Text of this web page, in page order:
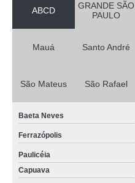
ABCD
GRANDE SÃO
PAULO
Mauá Santo André
São Mateus São Rafael
Baeta Neves
Ferrazópolis
Paulicéia
Capuava